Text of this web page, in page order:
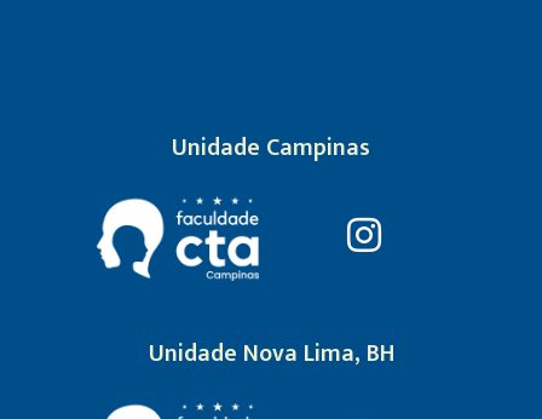
Unidade Campinas
Unidade Nova Lima, BH